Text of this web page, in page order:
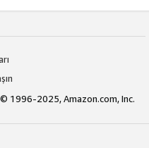
© 1996-2025, Amazon.com, Inc.